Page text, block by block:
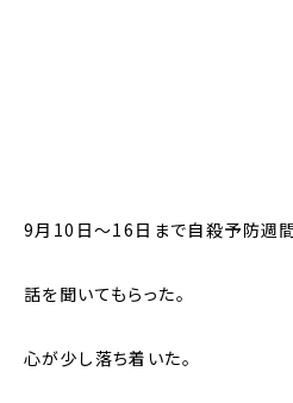
9月10日～16日まで自殺予防週
話を聞いてもらった。
心が少し落ち着いた。